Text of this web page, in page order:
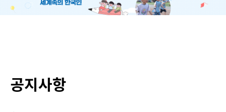
공지사항